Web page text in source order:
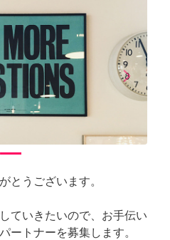
arrow_forward_iosNext
とうございます。
ていきたいので、お手伝い
ートナーを募集します。